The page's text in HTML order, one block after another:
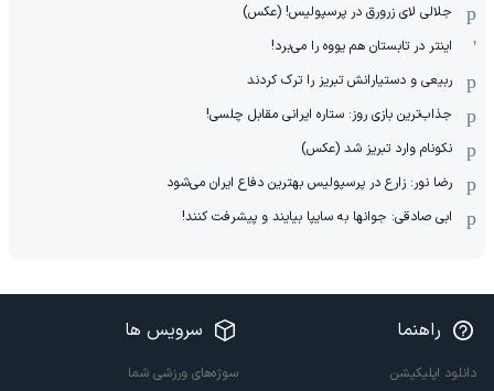
جلالی لای زرورق در پرسپولیس! (عکس)
اینتر در تابستان هم یووه را می‌برد!
ربیعی و دستیارانش تبریز را ترک کردند
جذاب‌ترین بازی روز: ستاره ایرانی مقابل چلسی!
نکونام وارد تبریز شد (عکس)
رضا نور: زارع در پرسپولیس بهترین دفاع ایران می‌شود
ابی صادقی: جوانها به سایپا بیایند و پیشرفت کنند!
راهنما
دانلود اپلیکیشن
سرویس ها
سوژه‌های ورزشی شما